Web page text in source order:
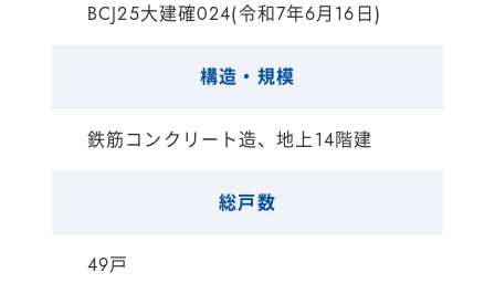
BCJ25大建確024(令和7年6月16日)
構造・規模
鉄筋コンクリート造、地上14階建
総戸数
49戸